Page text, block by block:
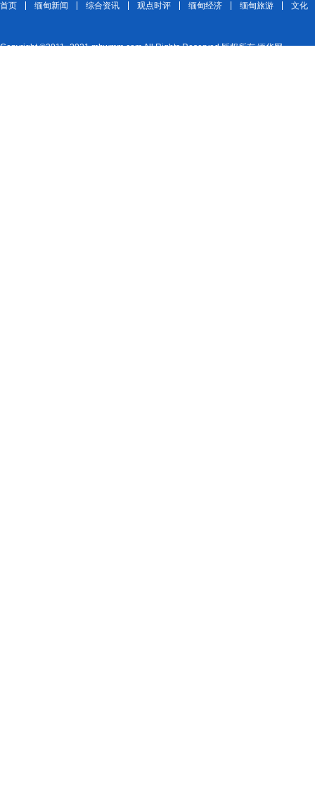
首页 缅甸新闻 综合资讯 观点时评 缅甸经济 缅甸旅游 文化
Copyright ©2011~2021 mhwmm.com All Rights Reserved 版权所有 缅华网